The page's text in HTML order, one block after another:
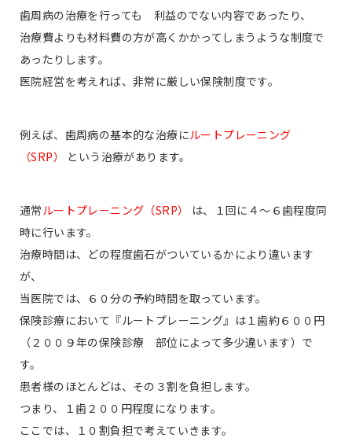
歯周病の治療を行っても 利益のでない内容であったり、
治療費よりも材料費の方が高くかかってしまうような制度で
あったりします。
医院経営を考えれば、非常に厳しい保険制度です。
例えば、歯周病の基本的な治療にルートプレーニング
（SRP）
という治療があります。
通常ルートプレーニング（SRP）
は、１回に４〜６歯程度同
時に行います。
治療時間は、どの程度歯石がついているかにより違います
が、
当医院では、６０分の予約時間を取っています。
保険診療において『ルートプレーニング』は１歯約６００円
（２００９年の保険診療 部位によって多少違います）で
す。
患者様のほとんどは、その３割を負担します。
つまり、１歯２００円程度になります。
ここでは、１０割負担で考えていきます。